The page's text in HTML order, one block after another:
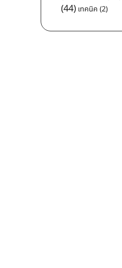
(44) เทคนิค (2)